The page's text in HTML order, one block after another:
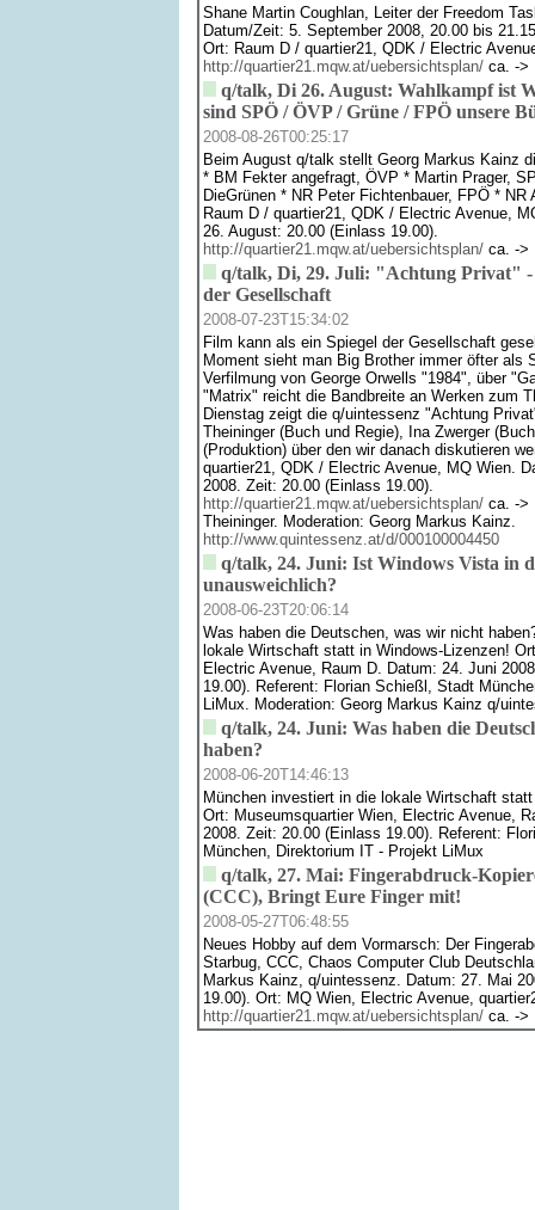
Shane Martin Coughlan, Leiter der Freedom
Datum/Zeit: 5. September 2008, 20.00 bis
Ort: Raum D / quartier21, QDK / Electric
http://quartier21.mqw.at/uebersichtsplan/ ca. ->
q/talk, Di 26. August: Wahlkampf ist
sind SPÖ / ÖVP / Grüne / FPÖ unsere
2008-08-26T00:25:17
Beim August q/talk stellt Georg Markus Kainz
* BM Fekter angefragt, ÖVP * Martin Prager,
DieGrünen * NR Peter Fichtenbauer, FPÖ *
Raum D / quartier21, QDK / Electric Avenue,
26. August: 20.00 (Einlass 19.00).
http://quartier21.mqw.at/uebersichtsplan/ ca. ->
q/talk, Di, 29. Juli: "Achtung Privat" -
der Gesellschaft
2008-07-23T15:34:02
Film kann als ein Spiegel der Gesellschaft
Moment sieht man Big Brother immer öfter als
Verfilmung von George Orwells "1984", über
"Matrix" reicht die Bandbreite an Werken zum
Dienstag zeigt die q/uintessenz "Achtung
Theininger (Buch und Regie), Ina Zwerger
(Produktion) über den wir danach diskutieren
quartier21, QDK / Electric Avenue, MQ Wien.
2008. Zeit: 20.00 (Einlass 19.00).
http://quartier21.mqw.at/uebersichtsplan/ ca. ->
Theininger. Moderation: Georg Markus Kainz.
http://www.quintessenz.at/d/000100004450
q/talk, 24. Juni: Ist Windows Vista in
unausweichlich?
2008-06-23T20:06:14
Was haben die Deutschen, was wir nicht
lokale Wirtschaft statt in Windows-Lizenzen!
Electric Avenue, Raum D. Datum: 24. Juni
19.00). Referent: Florian Schießl, Stadt
LiMux. Moderation: Georg Markus Kainz q/
q/talk, 24. Juni: Was haben die
haben?
2008-06-20T14:46:13
München investiert in die lokale Wirtschaft
Ort: Museumsquartier Wien, Electric Avenue,
2008. Zeit: 20.00 (Einlass 19.00). Referent:
München, Direktorium IT - Projekt LiMux
q/talk, 27. Mai: Fingerabdruck-
(CCC), Bringt Eure Finger mit!
2008-05-27T06:48:55
Neues Hobby auf dem Vormarsch: Der
Starbug, CCC, Chaos Computer Club
Markus Kainz, q/uintessenz. Datum: 27. Mai
19.00). Ort: MQ Wien, Electric Avenue,
http://quartier21.mqw.at/uebersichtsplan/ ca. ->